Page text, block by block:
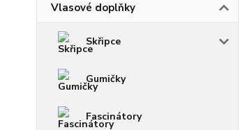
Vlasové doplňky
Skřipce
Gumičky
Fascinátory